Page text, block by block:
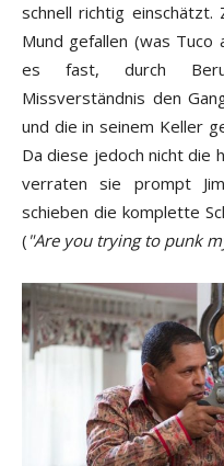
schnell richtig einschätzt.
Mund gefallen (was Tuco
es fast, durch
Missverständnis den
und die in seinem Keller
Da diese jedoch nicht die
verraten sie prompt
schieben die komplette
( "Are you trying to punk